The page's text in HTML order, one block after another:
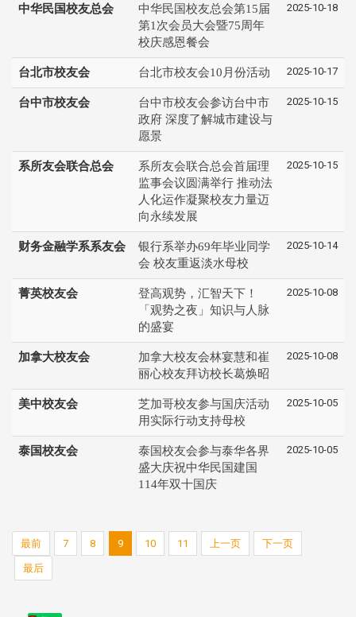
中华民国校友总会
中华民国校友总会第15届
第1次会员大会暨75周年
校庆感恩餐会
2025-10-18
台北市校友会 台北市校友会10月份活动 2025-10-17
台中市校友会
台中市校友会参访台中市
政府 深度了解城市建设与
愿景
2025-10-15
系所友会联合总会
系所友会联合总会首届理
监事会议圆满举行 推动法
人化运作凝聚校友力量迈
向永续发展
2025-10-15
财务金融学系系友会
银行系举办69年毕业同学
会 校友重返淡水母校
2025-10-14
菁英校友会
登高观势，汇智天下！
「观势之夜」知识与人脉
的盛宴
2025-10-08
加拿大校友会
加拿大校友会林宴慧和崔
丽心校友拜访校长葛焕昭
2025-10-08
美中校友会
芝加哥校友参与国庆活动
用实际行动支持母校
2025-10-05
泰国校友会
泰国校友会参与泰华各界
盛大庆祝中华民国建国
114年双十国庆
2025-10-05
最前 7 8 9 10 11 上一页 下一页
最后